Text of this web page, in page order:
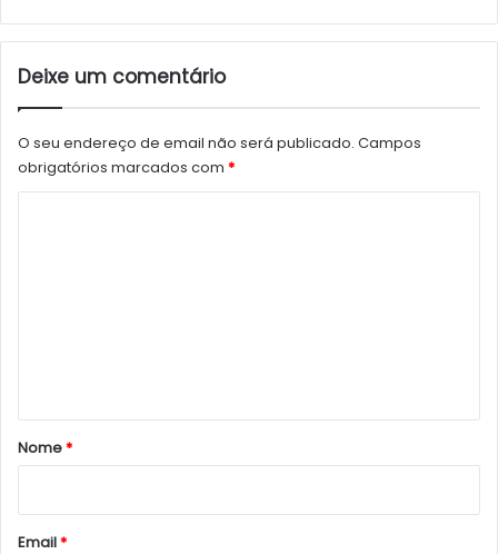
Deixe um comentário
O seu endereço de email não será publicado. Campos
obrigatórios marcados com *
r
*
Nome*
Email*